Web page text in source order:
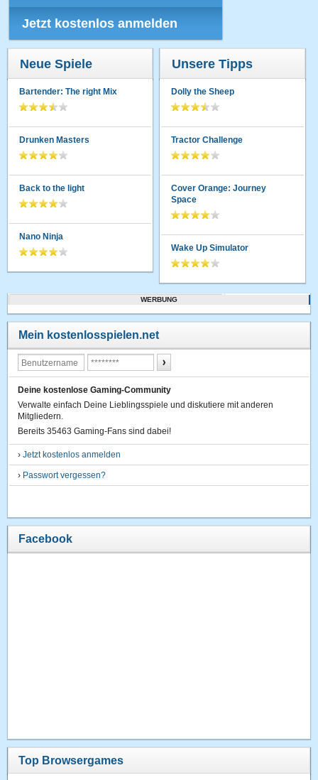
Jetzt kostenlos anmelden
Neue Spiele
Bartender: The right Mix
Drunken Masters
Back to the light
Nano Ninja
Unsere Tipps
Dolly the Sheep
Tractor Challenge
Cover Orange: Journey
Space
Wake Up Simulator
WERBUNG
Mein kostenlosspielen.net
Deine kostenlose Gaming-Community
Verwalte einfach Deine Lieblingsspiele und diskutiere mit anderen
Mitgliedern.
Bereits 35463 Gaming-Fans sind dabei!
›Jetzt kostenlos anmelden
› Passwort vergessen?
Facebook
Top Browsergames